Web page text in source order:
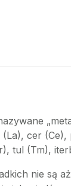
cer
tul (Tm),
nie są